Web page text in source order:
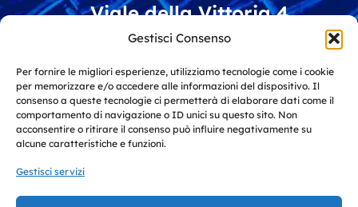
Gestisci Consenso
Per fornire le migliori esperienze, utilizziamo tecnologie come i cookie
per memorizzare e/o accedere alle informazioni del dispositivo. Il
consenso a queste tecnologie ci permetterà di elaborare dati come il
comportamento di navigazione o ID unici su questo sito. Non
acconsentire o ritirare il consenso può influire negativamente su
alcune caratteristiche e funzioni.
Gestisci servizi
Viale della Vittoria 4
15060 Stazzano (AL)
Soluzioni per vagliatura e riciclo
materiali
l'architettura